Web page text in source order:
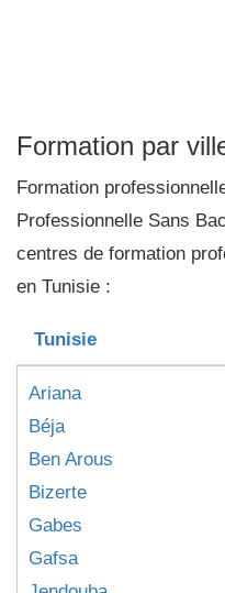
Formation par
Formation
Professionnelle Sans
centres de formation
en Tunisie :
Tunisie
Ariana
Béja
Ben Arous
Bizerte
Gabes
Gafsa